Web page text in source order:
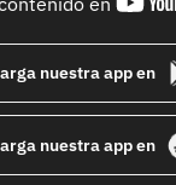
nuestra app en
nuestra app en